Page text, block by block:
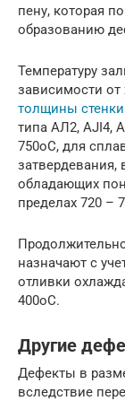
пену, которая
образованию
Температуру
зависимости от
толщины
типа АЛ2, AJI4,
750оС, для
затвердевания,
обладающих
пределах 720 –
назначают с
отливки
400оС.
Другие
Дефекты в
вследствие